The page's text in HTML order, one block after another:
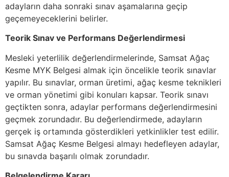
adayların daha sonraki sınav aşamalarına geçip
geçemeyeceklerini belirler.
Teorik Sınav ve Performans Değerlendirmesi
Mesleki yeterlilik değerlendirmelerinde, Samsat Ağaç
Kesme MYK Belgesi almak için öncelikle teorik sınavlar
yapılır. Bu sınavlar, orman üretimi, ağaç kesme teknikleri
ve orman yönetimi gibi konuları kapsar. Teorik sınavı
geçtikten sonra, adaylar performans değerlendirmesini
geçmek zorundadır. Bu değerlendirmede, adayların
gerçek iş ortamında gösterdikleri yetkinlikler test edilir.
Samsat Ağaç Kesme Belgesi almayı hedefleyen adaylar,
bu sınavda başarılı olmak zorundadır.